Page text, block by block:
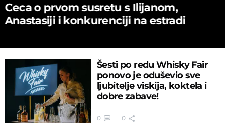
Ceca o prvom susretu s Ilijanom,
Anastasiji i konkurenciji na estradi
Šesti po redu Whisky Fair
ponovo je oduševio sve
ljubitelje viskija, koktela i
dobre zabave!
0 0